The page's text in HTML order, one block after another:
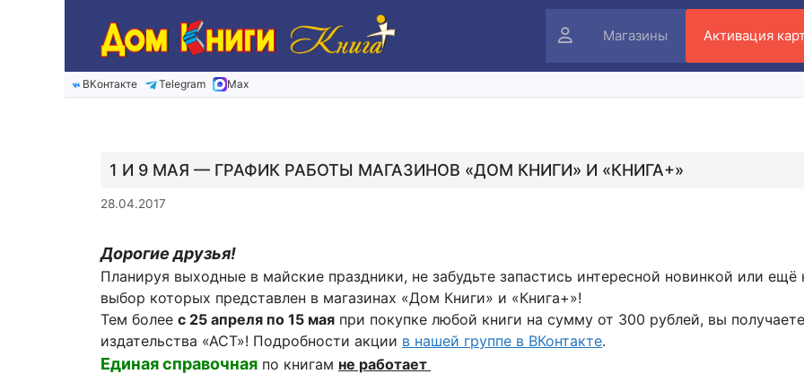
содержимому
ЛичныйМагазины Активация
ВКонтакте Telegram Max
1 И 9 МАЯ — ГРАФИК РАБОТЫ МАГАЗИНОВ «ДОМ КНИГИ» И «КНИГА+»
28.04.2017
Дорогие друзья!
Планируя выходные в майские праздники, не забудьте запастись интересной новинкой или
выбор которых представлен в магазинах «Дом Книги» и «Книга+»!
Тем более с 25 апреля по 15 мая при покупке любой книги на сумму от 300 рублей, вы
издательства «АСТ»! Подробности акции в нашей группе в ВКонтакте.
Единая справочная по книгам не работает